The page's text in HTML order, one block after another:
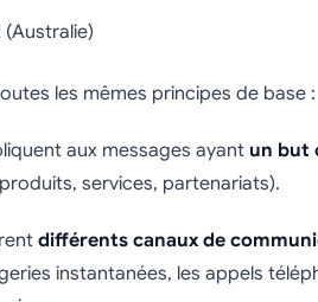
(Australie)
les mêmes principes de base :
aux messages ayant un but
services, partenariats).
différents canaux de
instantanées, les appels